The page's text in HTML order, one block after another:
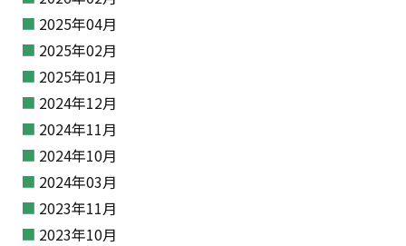
2025年04月
2025年02月
2025年01月
2024年12月
2024年11月
2024年10月
2024年03月
2023年11月
2023年10月